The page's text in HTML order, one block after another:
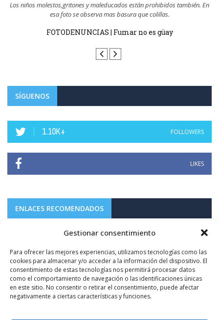
Gestionar consentimiento
Para ofrecer las mejores experiencias, utilizamos tecnologías como las
cookies para almacenar y/o acceder a la información del dispositivo. El
consentimiento de estas tecnologías nos permitirá procesar datos
como el comportamiento de navegación o las identificaciones únicas
en este sitio. No consentir o retirar el consentimiento, puede afectar
negativamente a ciertas características y funciones.
Los niños molestos,gritones y maleducados están prohibidos también. En
esa foto se observa mas basura que colillas.
FOTODENUNCIAS | Fumar no es güay
SÍGUENOS
1.10K+ FOLLOWERS
LIKES
ENLACES RECOMENDADOS